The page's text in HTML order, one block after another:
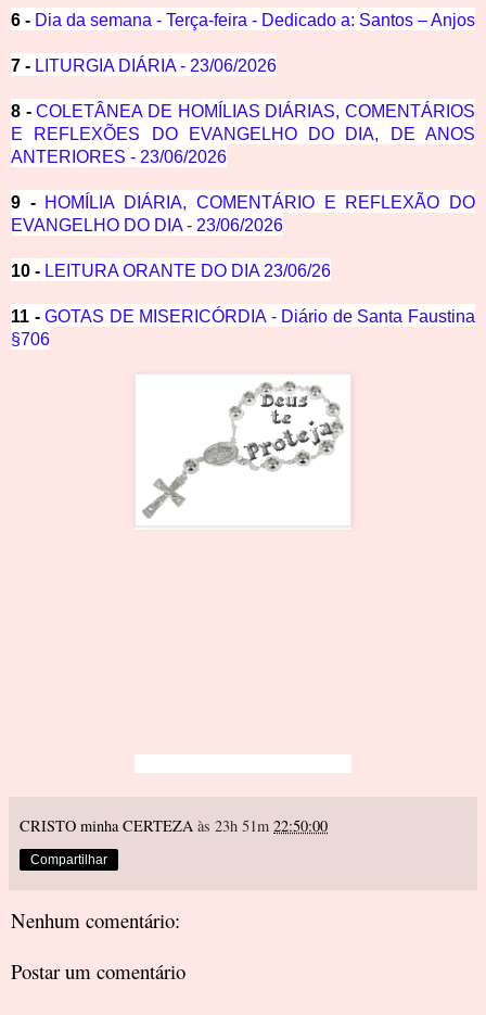
6 - Dia da semana - Terça-feira - Dedicado a: Santos – Anjos
7 - LITURGIA DIÁRIA - 23/06/2026
8 -COLETÂNEA DE HOMÍLIAS DIÁRIAS, COMENTÁRIOS
E REFLEXÕES DO EVANGELHO DO DIA, DE ANOS
ANTERIORES - 23/06/2026
9 - HOMÍLIA DIÁRIA, COMENTÁRIO E REFLEXÃO DO
EVANGELHO DO DIA - 23/06/2026
10 - LEITURA ORANTE DO DIA 23/06/26
11 -GOTAS DE MISERICÓRDIA - Diário de Santa Faustina
§706
CRISTO minha CERTEZA às 23h 51m 22:50:00
Compartilhar
Nenhum comentário:
Postar um comentário